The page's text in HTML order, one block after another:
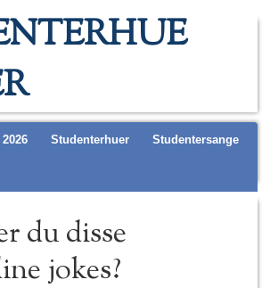
Studenterhuer Studentersange
du disse
jokes?